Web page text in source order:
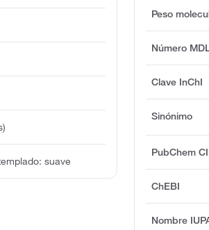
Peso
Número
Clave InChI
Sinónimo
PubChem
ChEBI
Nombre
suave